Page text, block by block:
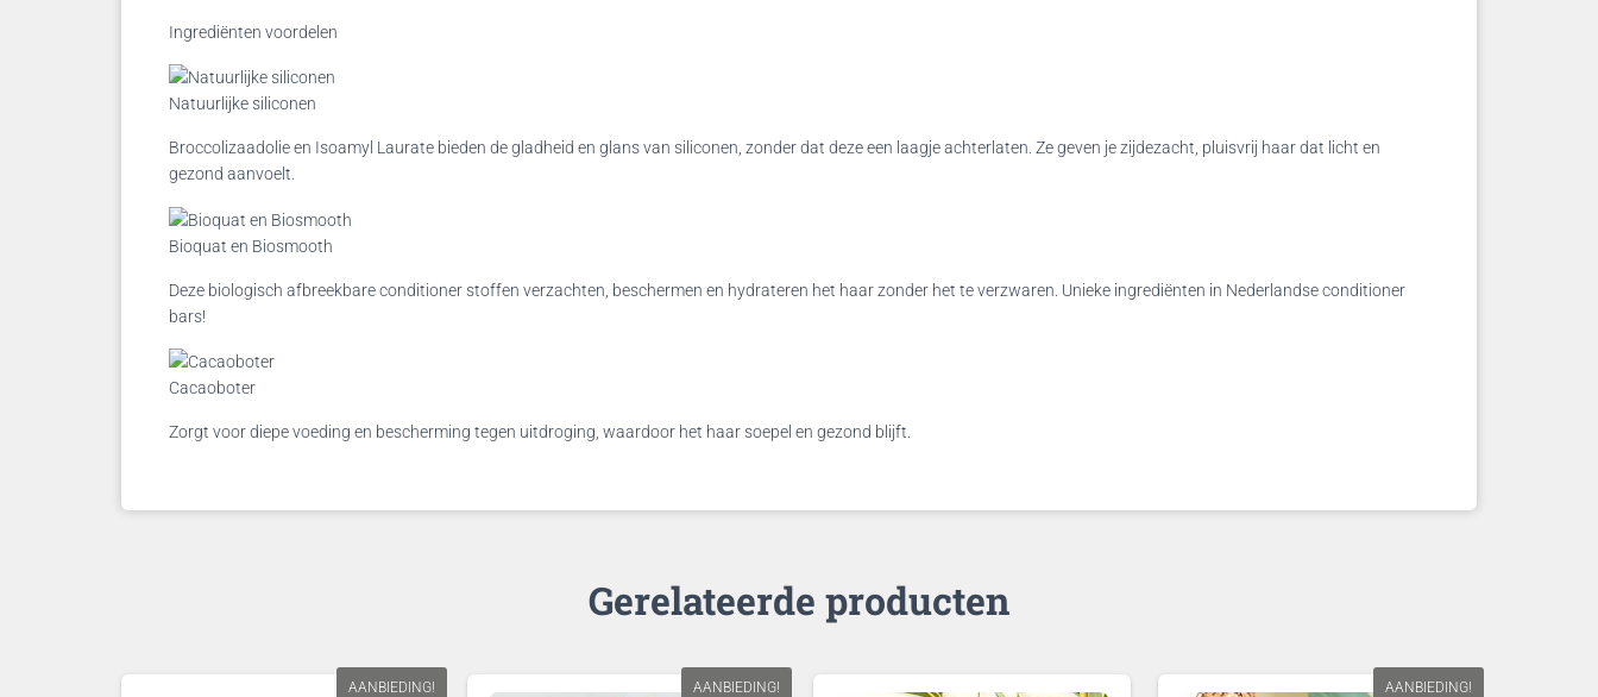
Ingrediënten voordelen
Natuurlijke siliconen
Broccolizaadolie en Isoamyl Laurate bieden de gladheid en glans van siliconen, zonder dat deze een laagje achterlaten. Ze geven je zijdezacht, pluisvrij haar dat licht en
gezond aanvoelt.
Bioquat en Biosmooth
Deze biologisch afbreekbare conditioner stoffen verzachten, beschermen en hydrateren het haar zonder het te verzwaren. Unieke ingrediënten in Nederlandse conditioner
bars!
Cacaoboter
Zorgt voor diepe voeding en bescherming tegen uitdroging, waardoor het haar soepel en gezond blijft.
Gerelateerde producten
AANBIEDING! AANBIEDING! AANBIEDING!